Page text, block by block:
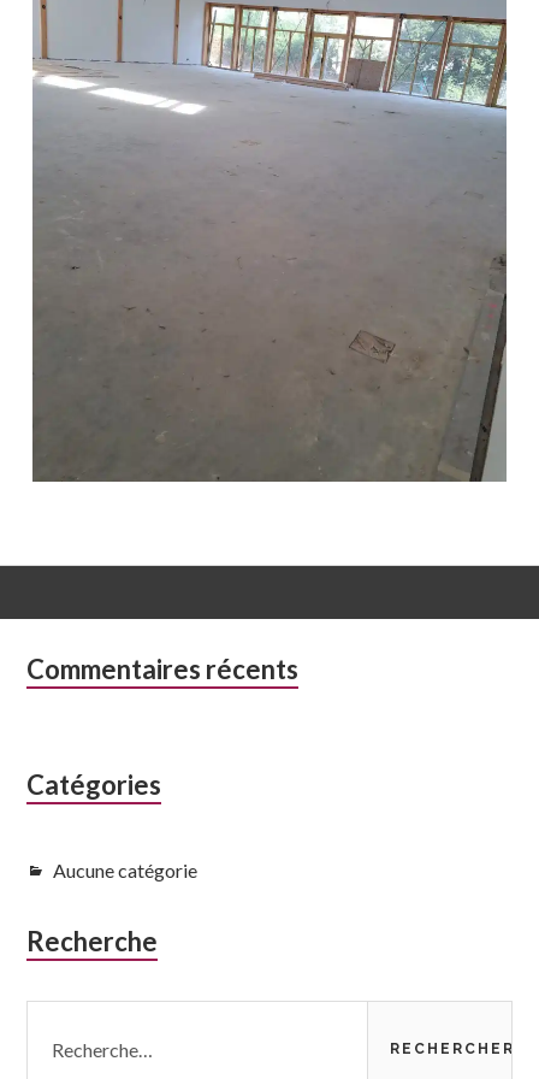
Colonne
Commentaires récents
Catégories
Aucune catégorie
Recherche